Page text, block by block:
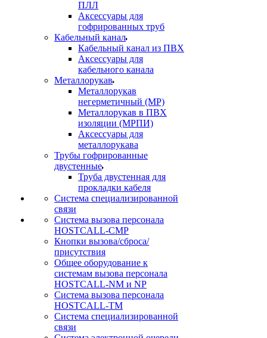
ПЛЛ
Аксессуары для
гофрированных труб
Кабельный канал
Кабельный канал из ПВХ
Аксессуары для
кабельного канала
Металлорукав
Металлорукав
негерметичный (МР)
Металлорукав в ПВХ
изоляции (МРПИ)
Аксессуары для
металлорукава
Трубы гофрированные
двустенные
Труба двустенная для
прокладки кабеля
Система специализированной
связи
Cистема вызова персонала
HOSTCALL-CMP
Кнопки вызова/сброса/
присутствия
Общее оборудование к
системам вызова персонала
HOSTCALL-NM и NP
Система вызова персонала
HOSTCALL-TM
Система специализированной
связи